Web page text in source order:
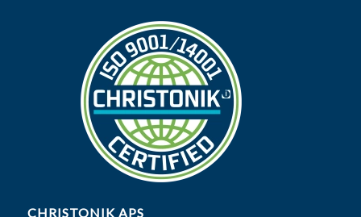
CHRISTONIK APS